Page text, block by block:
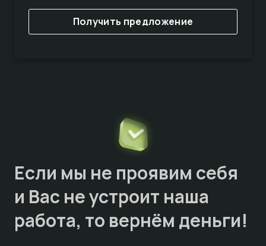
Получить предложение
Если мы не проявим себя
и Вас не устроит наша
работа, то вернём деньги!